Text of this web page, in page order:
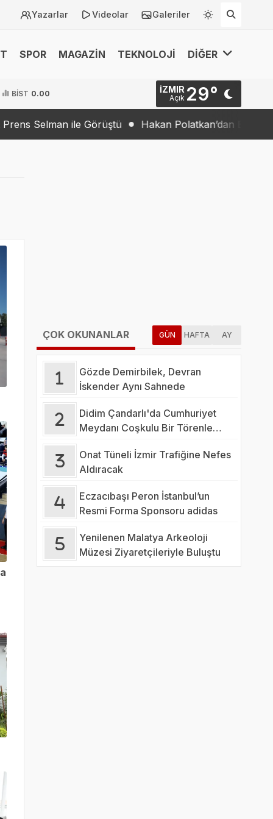
Yazarlar Videolar Galeriler
SPOR MAGAZİN TEKNOLOJİ DİĞER
BİST 0.00 İZMIR
Açık 29°
Hakan Polatkan’dan Büyük Başarı: DARPA Lift
ÇOK OKUNANLAR GÜN HAFTA AY
Gözde Demirbilek, Devran
İskender Aynı Sahnede
Didim Çandarlı'da Cumhuriyet
Meydanı Coşkulu Bir Törenle
Onat Tüneli İzmir Trafiğine Nefes
Aldıracak
Eczacıbaşı Peron İstanbul’un
Resmi Forma Sponsoru adidas
Yenilenen Malatya Arkeoloji
Müzesi Ziyaretçileriyle Buluştu